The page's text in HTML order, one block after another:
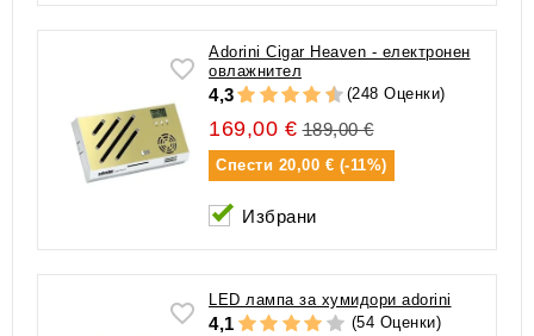
Adorini Cigar Heaven - електронен
овлажнител
4,3 (248 Оценки)
169,00 € 189,00 €
Спести 20,00 € (-11%)
Избрани
LED лампа за хумидори adorini
4,1 (54 Оценки)